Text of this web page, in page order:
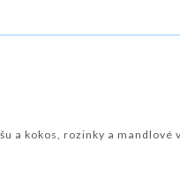
a kokos, rozinky a mandlové